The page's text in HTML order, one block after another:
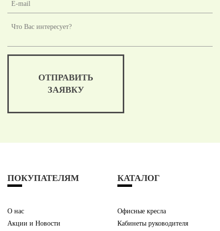
ОТПРАВИТЬ
ЗАЯВКУ
ПОКУПАТЕЛЯМ
О нас
Акции и Новости
КАТАЛОГ
Офисные кресла
Кабинеты руководителя